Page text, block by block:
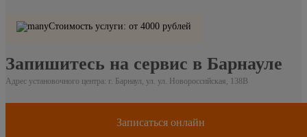
Стоимость услуги: от 4000 рублей
Запишитесь на сервис в Барнауле
Адрес установочного центра: г. Барнаул, ул. ул. Новороссийская, 138В
Записаться онлайн